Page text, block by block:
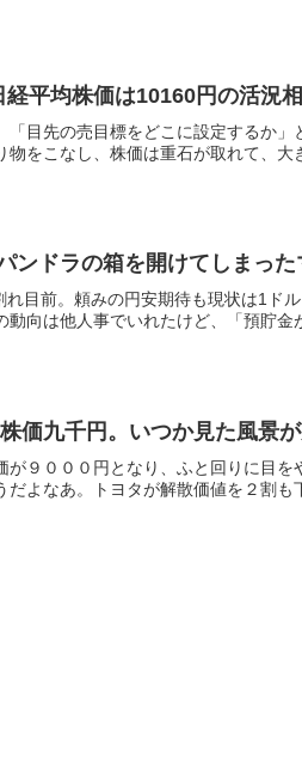
平均株価は10160円の活況相
「目先の売目標をどこに設定するか
をこなし、株価は重石が取れて、大
ンドラの箱を開けてしまった
目前。頼みの円安期待も現状は1ド
向は他人事でいれたけど、「預貯金
価九千円。いつか見た風景が
が９０００円となり、ふと回りに目
よなあ。トヨタが解散価値を２割も